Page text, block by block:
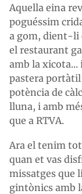
Aquella eina
poguéssim
a gom, dient-li
el restaurant
amb la xicota...
pastera portàtil
potència de
lluna, i amb
que a RTVA.
Ara el tenim
quan et vas
missatges que
gintònics amb